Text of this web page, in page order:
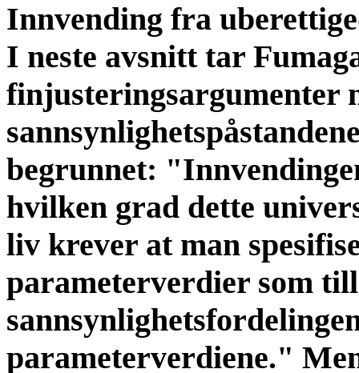
Innvending fra
I neste avsnitt tar
finjusteringsargumenter
begrunnet:
hvilken grad dette
liv krever at man
parameterverdier som
parameterverdiene."